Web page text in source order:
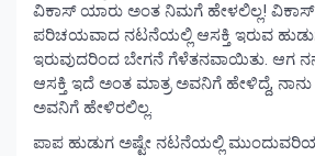
ವಿಕಾಸ್ ಯಾರು ಅಂತ ನಿಮಗೆ ಹೇಳಲಿಲ್ಲ! ವಿಕಾಸ್
ಪರಿಚಯವಾದ ನಟನೆಯಲ್ಲಿ ಆಸಕ್ತಿ ಇರುವ
ಇರುವುದರಿಂದ ಬೇಗನೆ ಗೆಳೆತನವಾಯಿತು. ಆಗ
ಆಸಕ್ತಿ ಇದೆ ಅಂತ ಮಾತ್ರ ಅವನಿಗೆ ಹೇಳಿದ್ದೆ,
ಅವನಿಗೆ ಹೇಳಿರಲಿಲ್ಲ.
ಪಾಪ ಹುಡುಗ ಅಷ್ಟೇ ನಟನೆಯಲ್ಲಿ